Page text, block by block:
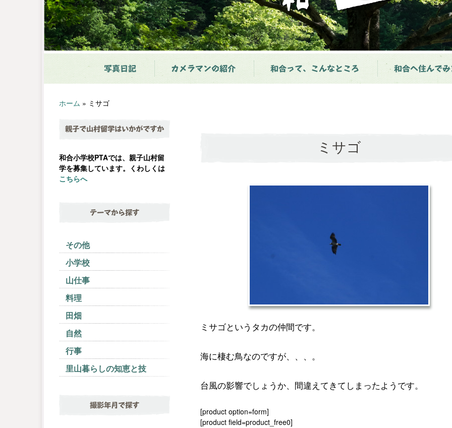
写真日記 カメラマンの紹介 和合って、こんなところ 和合へ住んで
ホーム » ミサゴ
ミサゴ
ミサゴというタカの仲間です。
海に棲む鳥なのですが、、、。
台風の影響でしょうか、間違えてきてしまったようです。
[product option=form]
[product field=product_free0]
親子で山村留学はいかがですか
和合小学校PTAでは、親子山村留
学を募集しています。くわしくは
こちらへ
テーマから探す
その他
小学校
山仕事
料理
田畑
自然
行事
里山暮らしの知恵と技
撮影年月で探す